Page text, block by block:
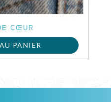
CŒUR
PANIER